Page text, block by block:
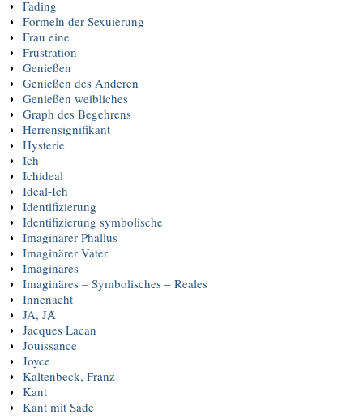
Fading
Formeln der Sexuierung
Frau eine
Frustration
Genießen
Genießen des Anderen
Genießen weibliches
Graph des Begehrens
Herrensignifikant
Hysterie
Ich
Ichideal
Ideal-Ich
Identifizierung
Identifizierung symbolische
Imaginärer Phallus
Imaginärer Vater
Imaginäres
Imaginäres – Symbolisches – Reales
Innenacht
JA, JȺ
Jacques Lacan
Jouissance
Joyce
Kaltenbeck, Franz
Kant
Kant mit Sade